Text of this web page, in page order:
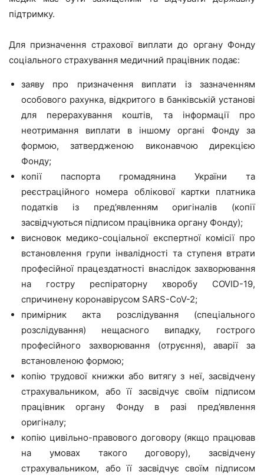
підтримку.
Для призначення страхової виплати до органу Фонду
соціального страхування медичний працівник подає:
заяву про призначення виплати із зазначенням
особового рахунка, відкритого в банківській установі
для перерахування коштів, та інформації про
неотримання виплати в іншому органі Фонду за
формою, затвердженою виконавчою дирекцією
Фонду;
копії паспорта громадянина України та
реєстраційного номера облікової картки платника
податків із пред’явленням оригіналів (копії
засвідчуються підписом працівника органу Фонду);
висновок медико-соціальної експертної комісії про
встановлення групи інвалідності та ступеня втрати
професійної працездатності внаслідок захворювання
на гостру респіраторну хворобу COVID-19,
спричинену коронавірусом SARS-CoV-2;
примірник акта розслідування (спеціального
розслідування) нещасного випадку, гострого
професійного захворювання (отруєння), аварії за
встановленою формою;
копію трудової книжки або витягу з неї, засвідчену
страхувальником, або її засвідчує своїм підписом
працівник органу Фонду в разі пред’явлення
оригіналу;
копію цивільно-правового договору (якщо працював
на умовах такого договору), засвідчену
страхувальником, або її засвідчує своїм підписом